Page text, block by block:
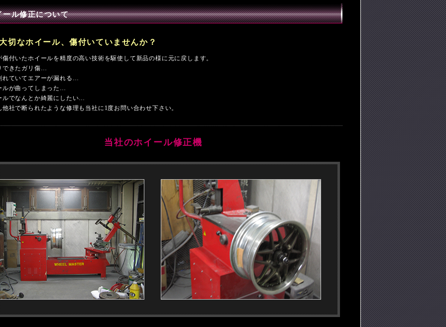
ール修正について
切なホイール、傷付いていませんか？
傷付いたホイールを精度の高い技術を駆使して新品の様に元に戻します。
できたガリ傷…
れていてエアーが漏れる…
ルが曲ってしまった…
ルでなんとか綺麗にしたい…
社で断られたような修理も当社に1度お問い合わせ下さい。
当社のホイール修正機